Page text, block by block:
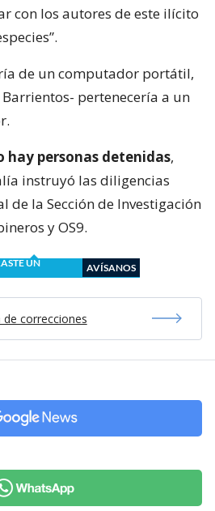
con los autores de este ilícito
de un computador portátil,
pertenecería a un
hay personas detenidas,
instruyó las diligencias
de la Sección de Investigación
y OS9.
UN
AVÍSANOS
de correcciones